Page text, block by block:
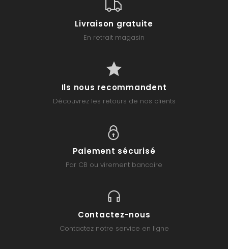
Livraison gratuite
En retrait magasin
Ils nous recommandent
Découvrez les retours de nos clients
Paiement sécurisé
Par CB ou virement bancaire
Contactez-nous
Contactez notre service en ligne